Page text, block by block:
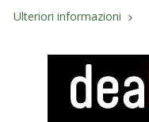
Ulteriori informazioni